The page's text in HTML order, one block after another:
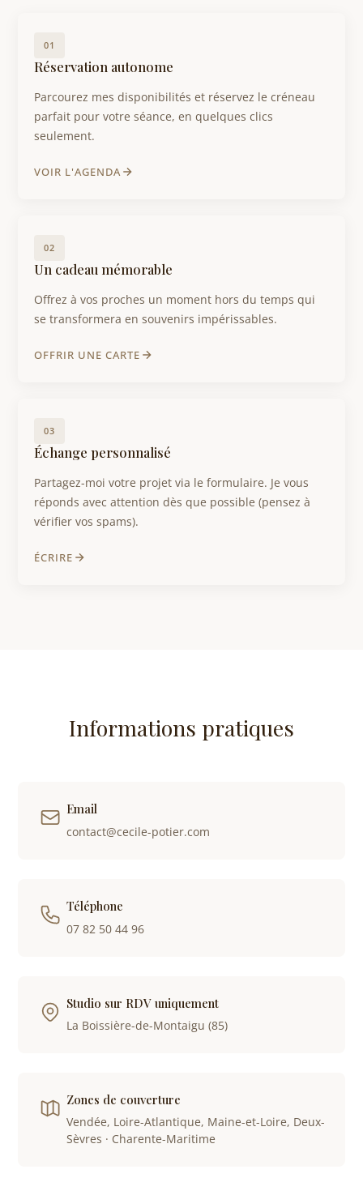
01
Réservation autonome
Parcourez mes disponibilités et réservez le créneau
parfait pour votre séance, en quelques clics
seulement.
VOIR L'AGENDA
02
Un cadeau mémorable
Offrez à vos proches un moment hors du temps qui
se transformera en souvenirs impérissables.
OFFRIR UNE CARTE
03
Échange personnalisé
Partagez-moi votre projet via le formulaire. Je vous
réponds avec attention dès que possible (pensez à
vérifier vos spams).
ÉCRIRE
Informations pratiques
Email
contact@cecile-potier.com
Téléphone
07 82 50 44 96
Studio sur RDV uniquement
La Boissière-de-Montaigu (85)
Zones de couverture
Vendée, Loire-Atlantique, Maine-et-Loire, Deux-
Sèvres · Charente-Maritime